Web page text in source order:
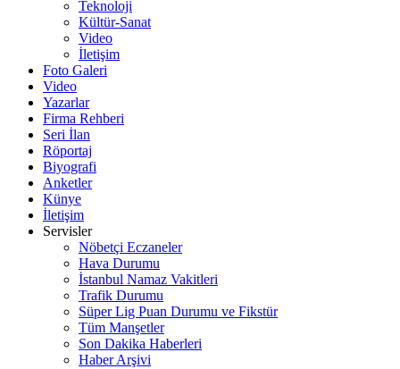
Teknoloji
Kültür-Sanat
Video
İletişim
Foto Galeri
Video
Yazarlar
Firma Rehberi
Seri İlan
Röportaj
Biyografi
Anketler
Künye
İletişim
Servisler
Nöbetçi Eczaneler
Hava Durumu
İstanbul Namaz Vakitleri
Trafik Durumu
Süper Lig Puan Durumu ve Fikstür
Tüm Manşetler
Son Dakika Haberleri
Haber Arşivi